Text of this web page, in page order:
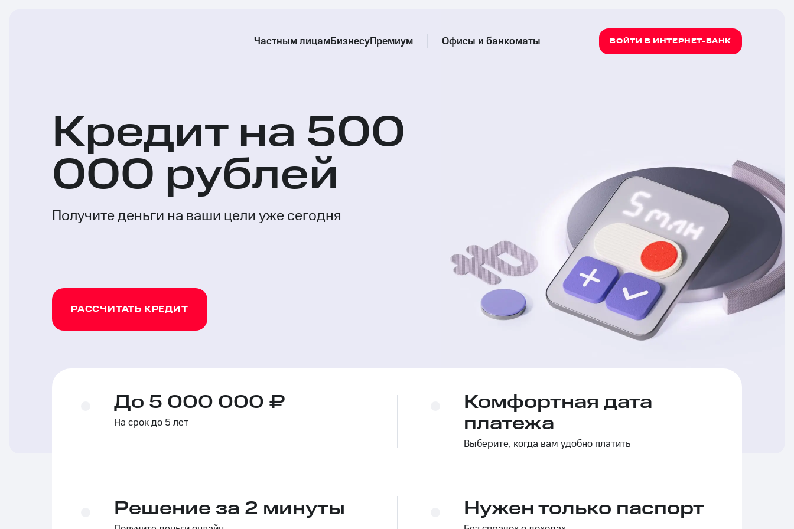
Частным лицамБизнесуПремиум Офисы и банкоматы ВОЙТИ В ИНТЕРНЕТ-БАНК
Кредит на 500
000 рублей
Получите деньги на ваши цели уже сегодня
РАССЧИТАТЬ КРЕДИТ
До 5 000 000 ₽
На срок до 5 лет
Комфортная дата
платежа
Выберите, когда вам удобно платить
Решение за 2 минуты Нужен только паспорт